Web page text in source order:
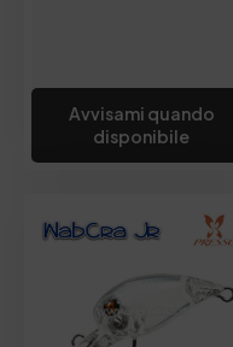
Avvisami quando
disponibile